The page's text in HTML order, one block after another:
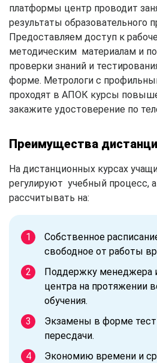
платформы центр проводит
результаты образовательного
Предоставляем доступ к
методическим материалам и
проверки знаний и
форме. Метрологи с
проходят в АПОК курсы
закажите удостоверение по
Преимущества
На дистанционных курсах
регулируют учебный процесс,
рассчитывать на:
Собственное
свободное от работы
Поддержку менеджера
центра на протяжении
обучения.
Экзамены в форме
пересдачи.
Экономию времени и